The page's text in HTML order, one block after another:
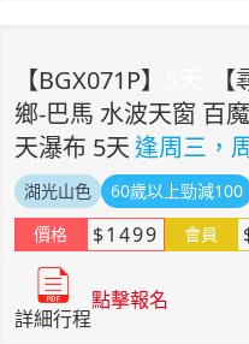
【BGX071P】
鄉-巴馬 水波天窗 百
天瀑布 5天逢周三，
湖光山色
60歲以上勁減100
價格
$1499 會員
詳細行程
點擊報名